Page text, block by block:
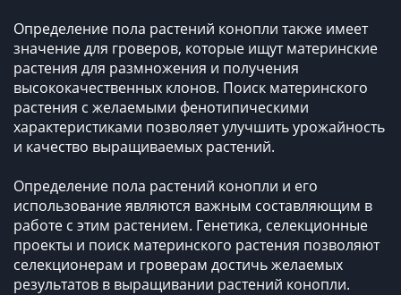
Определение пола растений конопли также имеет
значение для гроверов, которые ищут материнские
растения для размножения и получения
высококачественных клонов. Поиск материнского
растения с желаемыми фенотипическими
характеристиками позволяет улучшить урожайность
и качество выращиваемых растений.
Определение пола растений конопли и его
использование являются важным составляющим в
работе с этим растением. Генетика, селекционные
проекты и поиск материнского растения позволяют
селекционерам и гроверам достичь желаемых
результатов в выращивании растений конопли.